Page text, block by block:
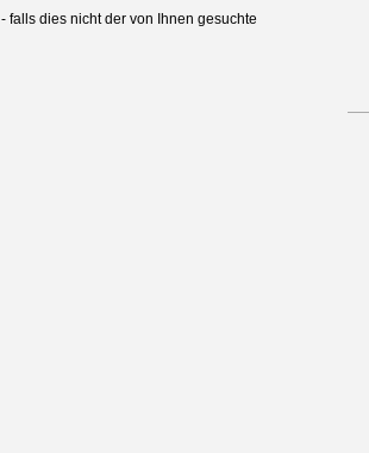
- falls dies nicht der von Ihnen gesuchte